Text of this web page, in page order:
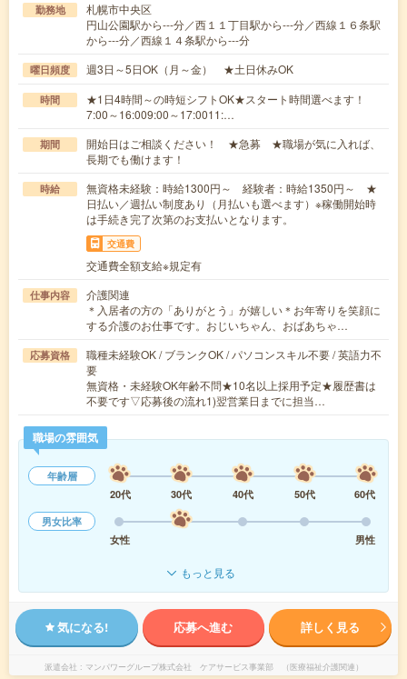
勤務地
札幌市中央区
円山公園駅から---分／西１１丁目駅から---分／西線１６条駅
から---分／西線１４条駅から---分
曜日頻度 週3日～5日OK（月～金） ★土日休みOK
時間
★1日4時間～の時短シフトOK★スタート時間選べます！
7:00～16:009:00～17:0011:…
期間
開始日はご相談ください！ ★急募 ★職場が気に入れば、
長期でも働けます！
時給
無資格未経験：時給1300円～ 経験者：時給1350円～ ★
日払い／週払い制度あり（月払いも選べます）※稼働開始時
は手続き完了次第のお支払いとなります。
交通費
交通費全額支給※規定有
仕事内容
介護関連
＊入居者の方の「ありがとう」が嬉しい＊お年寄りを笑顔に
する介護のお仕事です。おじいちゃん、おばあちゃ…
応募資格
職種未経験OK / ブランクOK / パソコンスキル不要 / 英語力不
要
無資格・未経験OK年齢不問★10名以上採用予定★履歴書は
不要です▽応募後の流れ1)翌営業日までに担当…
職場の雰囲気
年齢層
20代
30代 40代 50代
60代
男女比率
女性
男性
もっと見る
気になる! 応募へ進む 詳しく見る
派遣会社 マンパワーグループ株式会社 ケアサービス事業部 （医療福祉介護関連）